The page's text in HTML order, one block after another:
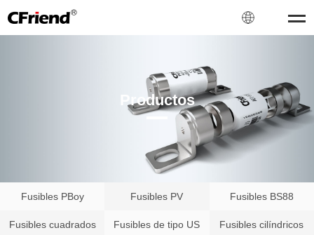
Productos
Fusibles PBoy Fusibles PV Fusibles BS88
Fusibles cuadrados Fusibles de tipo US Fusibles cilíndricos